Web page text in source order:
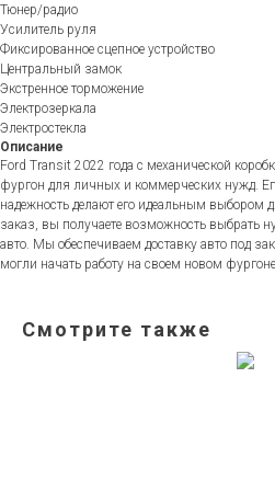
Тюнер/радио
Усилитель руля
Фиксированное сцепное устройство
Центральный замок
Экстренное торможение
Электрозеркала
Электростекла
Описание
Ford Transit 2022 года с механической
фургон для личных и коммерческих нужд.
надежность делают его идеальным выбором
заказ, вы получаете возможность выбрать
авто. Мы обеспечиваем доставку авто под
могли начать работу на своем новом
Смотрите также